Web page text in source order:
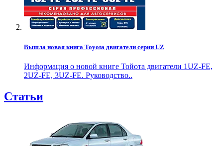
Вышла новая книга Toyota двигатели серии UZ
Информация о новой книге Тойота двигатели 1UZ-FE,
2UZ-FE, 3UZ-FE. Руководство..
Статьи